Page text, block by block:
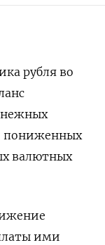
рубля во
пониженных
валютных
ими